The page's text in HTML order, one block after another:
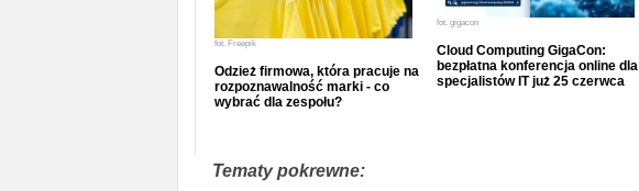
fot. Freepik
Odzież firmowa, która pracuje na
rozpoznawalność marki - co
wybrać dla zespołu?
fot. gigacon
Cloud Computing GigaCon:
bezpłatna konferencja online dla
specjalistów IT już 25 czerwca
Tematy pokrewne: